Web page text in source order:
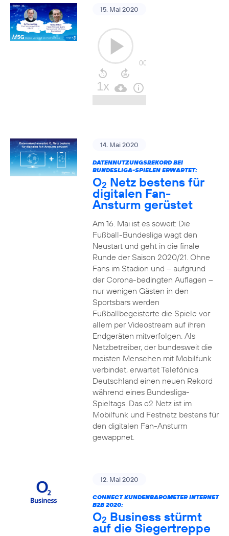
15. Mai 2020
14. Mai 2020
DATENNUTZUNGSREKORD BEI
BUNDESLIGA-SPIELEN ERWARTET:
O2 Netz bestens für
digitalen Fan-
Ansturm gerüstet
Am 16. Mai ist es soweit: Die
Fußball-Bundesliga wagt den
Neustart und geht in die finale
Runde der Saison 2020/21. Ohne
Fans im Stadion und – aufgrund
der Corona-bedingten Auflagen –
nur wenigen Gästen in den
Sportsbars werden
Fußballbegeisterte die Spiele vor
allem per Videostream auf ihren
Endgeräten mitverfolgen. Als
Netzbetreiber, der bundesweit die
meisten Menschen mit Mobilfunk
verbindet, erwartet Telefónica
Deutschland einen neuen Rekord
während eines Bundesliga-
Spieltags. Das o2 Netz ist im
Mobilfunk und Festnetz bestens für
den digitalen Fan-Ansturm
gewappnet.
12. Mai 2020
CONNECT KUNDENBAROMETER INTERNET
B2B 2020:
O2 Business stürmt
auf die Siegertreppe